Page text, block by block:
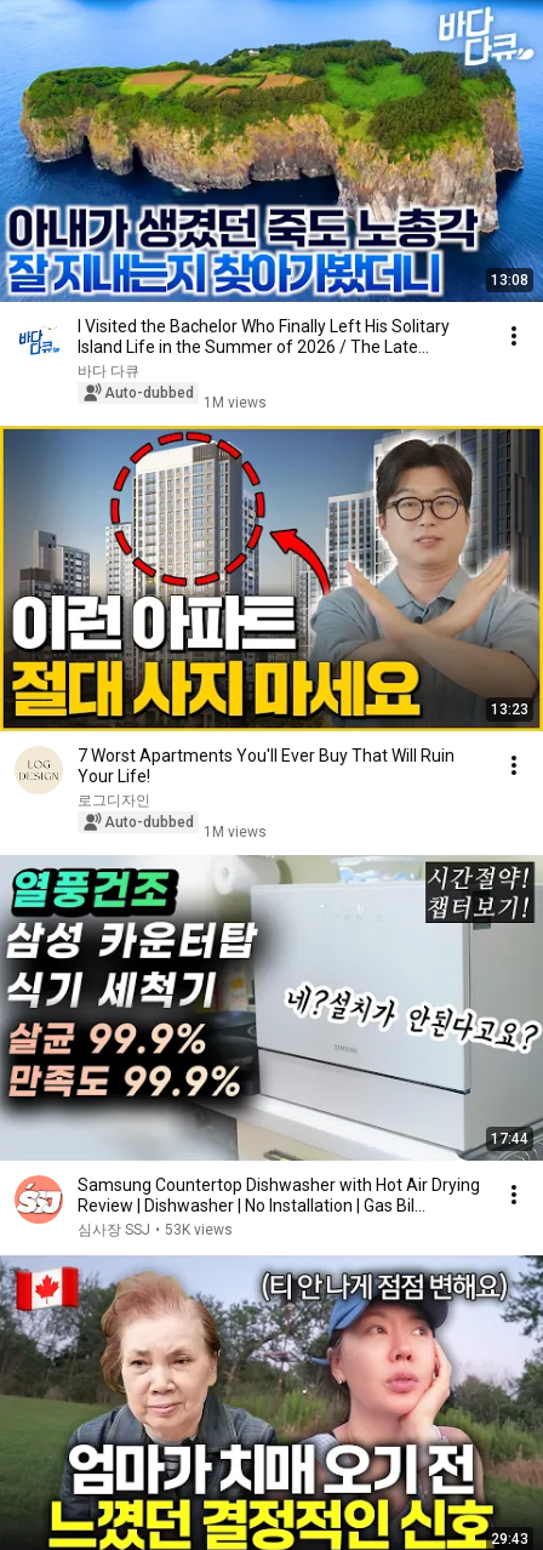
13:08
I Visited the Bachelor Who Finally Left His Solitary
Island Life in the Summer of 2026 / The Late...
바다 다큐
Auto-dubbed
1M views
13:23
7 Worst Apartments You'll Ever Buy That Will Ruin
Your Life!
로그디자인
Auto-dubbed
1M views
17:44
Samsung Countertop Dishwasher with Hot Air Drying
Review | Dishwasher | No Installation | Gas Bil...
심사장 SSJ • 53K views
29:43